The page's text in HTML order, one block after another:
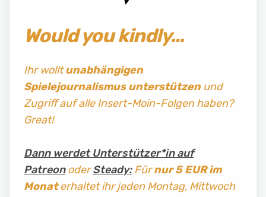
Would you kindly…
Ihr wolltunabhängigen
Spielejournalismus unterstützenund
Zugriff auf alle Insert-Moin-Folgen haben?
Great!
Dann werdet Unterstützer*in auf
PatreonoderSteady:Fürnur 5 EUR im
Monaterhaltet ihr jeden Montag, Mittwoch